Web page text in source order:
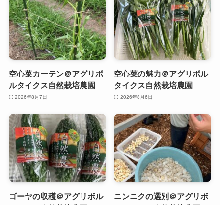
空心菜カーテン＠アグリボ
ルタイクス自然栽培農園
2026年8月7日
空心菜の魅力＠アグリボル
タイクス自然栽培農園
2026年8月6日
ゴーヤの収穫＠アグリボル
ニンニクの選別＠アグリボ